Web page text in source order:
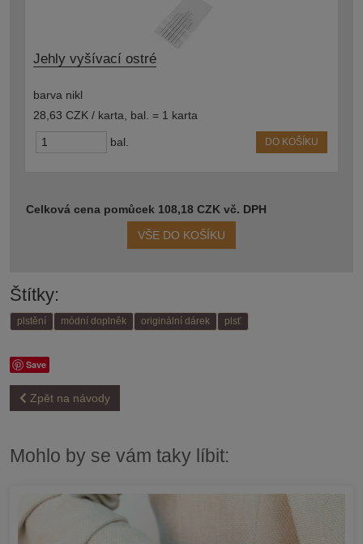
Jehly vyšívací ostré
barva nikl
28,63 CZK / karta
bal. = 1 karta
bal. DO KOŠÍKU
Celková cena pomůcek 108,18 CZK vč. DPH
VŠE DO KOŠÍKU
Štítky:
plstění módní doplněk originální dárek plsť
Save
Zpět na návody
Mohlo by se vám taky líbit: